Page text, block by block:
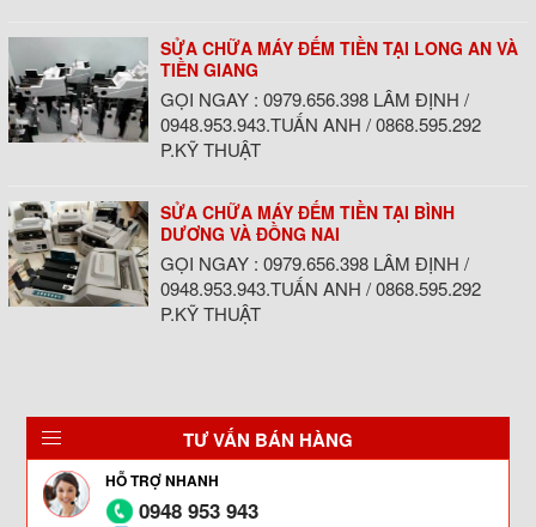
SỬA CHỮA MÁY ĐẾM TIỀN TẠI LONG AN VÀ
TIỀN GIANG
GỌI NGAY : 0979.656.398 LÂM ĐỊNH /
0948.953.943.TUẤN ANH / 0868.595.292
P.KỸ THUẬT
SỬA CHỮA MÁY ĐẾM TIỀN TẠI BÌNH
DƯƠNG VÀ ĐỒNG NAI
GỌI NGAY : 0979.656.398 LÂM ĐỊNH /
0948.953.943.TUẤN ANH / 0868.595.292
P.KỸ THUẬT
TƯ VẤN BÁN HÀNG
HỖ TRỢ NHANH
0948 953 943